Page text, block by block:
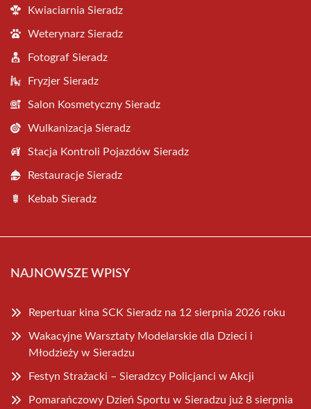
Kwiaciarnia Sieradz
Weterynarz Sieradz
Fotograf Sieradz
Fryzjer Sieradz
Salon Kosmetyczny Sieradz
Wulkanizacja Sieradz
Stacja Kontroli Pojazdów Sieradz
Restauracje Sieradz
Kebab Sieradz
NAJNOWSZE WPISY
Repertuar kina SCK Sieradz na 12 sierpnia 2026 roku
Wakacyjne Warsztaty Modelarskie dla Dzieci i
Młodzieży w Sieradzu
Festyn Strażacki – Sieradzcy Policjanci w Akcji
Pomarańczowy Dzień Sportu w Sieradzu już 8 sierpnia